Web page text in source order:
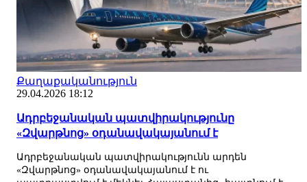
Քաղաքականություն
29.04.2026 18:12
Ադրբեջանական պատվիրակությունը
«Զվարթնոց» օդանավակայանում է
Ադրբեջանական պատվիրակությունն արդեն
«Զվարթնոց» օդանավակայանում է ու